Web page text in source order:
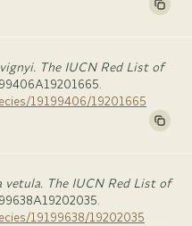
The IUCN Red List of
19199406/19201665
vetula. The IUCN Red List of
19199638/19202035